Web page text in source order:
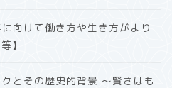
向けて働き方や生き方がより
】
とその歴史的背景 〜賢さはも